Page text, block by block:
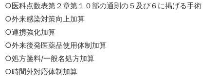
○医科点数表第２章第１０部の通則の５及び６に掲げる手術
○外来感染対策向上加算
○連携強化加算
○外来後発医薬品使用体制加算
○処方箋料/一般名処方加算
○時間外対応体制加算